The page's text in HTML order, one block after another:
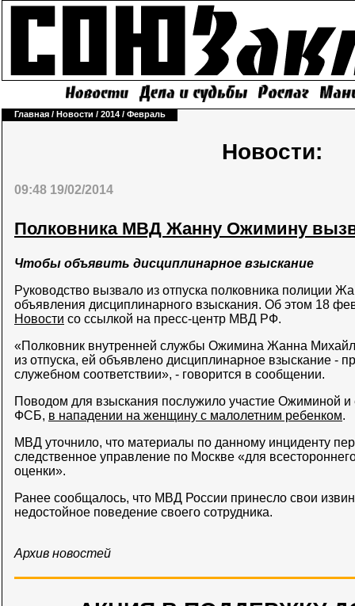
Главная / Новости / 2014 / Февраль
Новости:
09:48 19/02/2014
Полковника МВД Жанну Ожимину
Чтобы объявить дисциплинарное взыскание
Руководство вызвало из отпуска полковника полиции
объявления дисциплинарного взыскания. Об этом 18
Новости со ссылкой на пресс-центр МВД РФ.
«Полковник внутренней службы Ожимина Жанна
из отпуска, ей объявлено дисциплинарное взыскание -
служебном соответствии», - говорится в сообщении.
Поводом для взыскания послужило участие Ожиминой
ФСБ, в нападении на женщину с малолетним ребенком.
МВД уточнило, что материалы по данному инциденту
следственное управление по Москве «для
оценки».
Ранее сообщалось, что МВД России принесло свои
недостойное поведение своего сотрудника.
Архив новостей